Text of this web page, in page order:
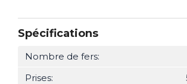
Spécifications
Nombre de fers:
Prises: